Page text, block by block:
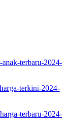
terbaru-2024-
terkini-2024-
terbaru-2024-